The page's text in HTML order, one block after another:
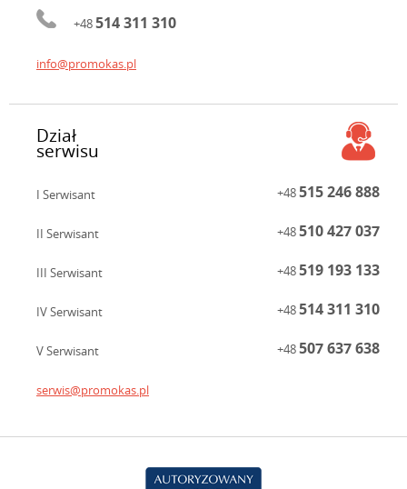
+48514 311 310
info@promokas.pl
Dział
serwisu
I Serwisant +48515 246 888
II Serwisant +48510 427 037
III Serwisant +48519 193 133
IV Serwisant +48514 311 310
V Serwisant +48507 637 638
serwis@promokas.pl